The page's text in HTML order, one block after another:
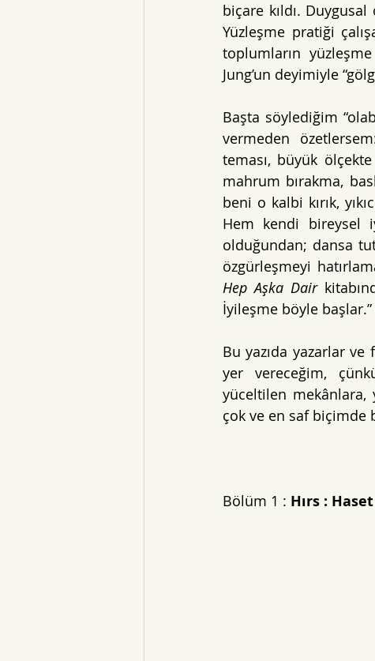
biçare kıldı.
Yüzleşme pratiği
toplumların
Jung’un deyimiyle
Başta söylediğim
vermeden
teması, büyük
mahrum bırakma,
beni o kalbi kırık,
Hem kendi bireysel
olduğundan; dansa
Hep Aşka Dair
İyileşme böyle başlar.”
Bu yazıda yazarlar ve
yer vereceğim,
yüceltilen mekânlara,
çok ve en saf biçimde
Bölüm 1 : Hırs :